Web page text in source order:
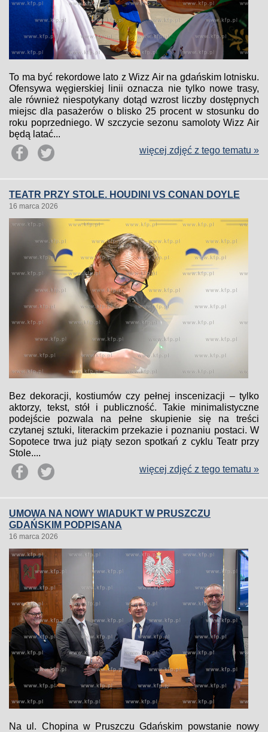
To ma być rekordowe lato z Wizz Air na gdańskim lotnisku.
Ofensywa węgierskiej linii oznacza nie tylko nowe trasy,
ale również niespotykany dotąd wzrost liczby dostępnych
miejsc dla pasażerów o blisko 25 procent w stosunku do
roku poprzedniego. W szczycie sezonu samoloty Wizz Air
będą latać...
więcej zdjęć z tego tematu »
TEATR PRZY STOLE. HOUDINI VS CONAN DOYLE
16 marca 2026
Bez dekoracji, kostiumów czy pełnej inscenizacji – tylko
aktorzy, tekst, stół i publiczność. Takie minimalistyczne
podejście pozwala na pełne skupienie się na treści
czytanej sztuki, literackim przekazie i poznaniu postaci. W
Sopotece trwa już piąty sezon spotkań z cyklu Teatr przy
Stole....
więcej zdjęć z tego tematu »
UMOWA NA NOWY WIADUKT W PRUSZCZU
GDAŃSKIM PODPISANA
16 marca 2026
Na ul. Chopina w Pruszczu Gdańskim powstanie nowy